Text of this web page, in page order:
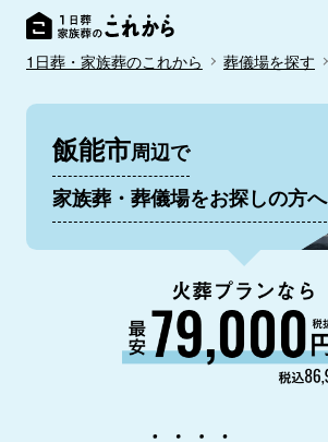
1日葬・家族葬のこれから 葬儀場を探す
飯能市周辺で
家族葬・葬儀場をお探しの方へ